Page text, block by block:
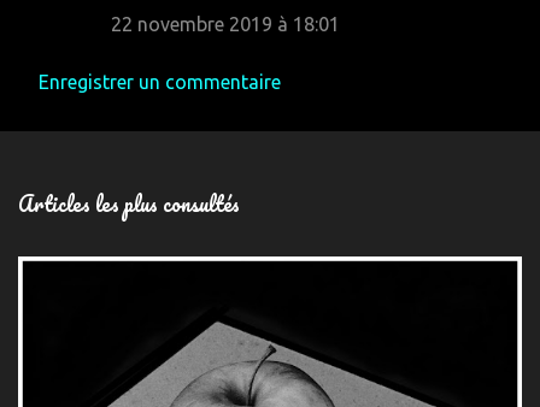
22 novembre 2019 à 18:01
Enregistrer un commentaire
Articles les plus consultés